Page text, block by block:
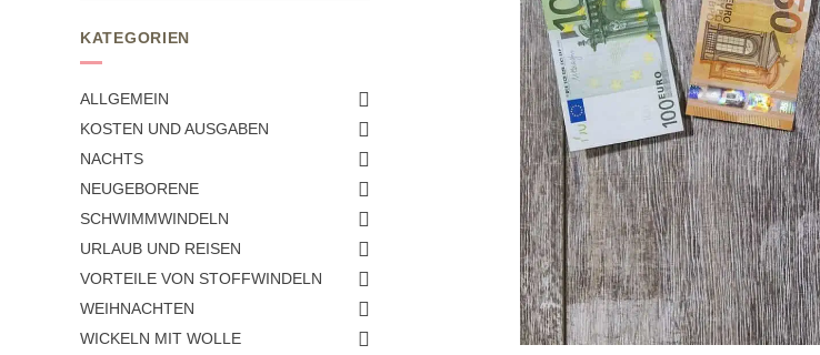
KATEGORIEN
ALLGEMEIN
KOSTEN UND AUSGABEN
NACHTS
NEUGEBORENE
SCHWIMMWINDELN
URLAUB UND REISEN
VORTEILE VON STOFFWINDELN
WEIHNACHTEN
WICKELN MIT WOLLE